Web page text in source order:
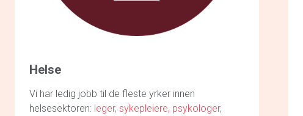
Helse
Vi har ledig jobb til de fleste yrker innen
helsesektoren: leger, sykepleiere, psykologer,